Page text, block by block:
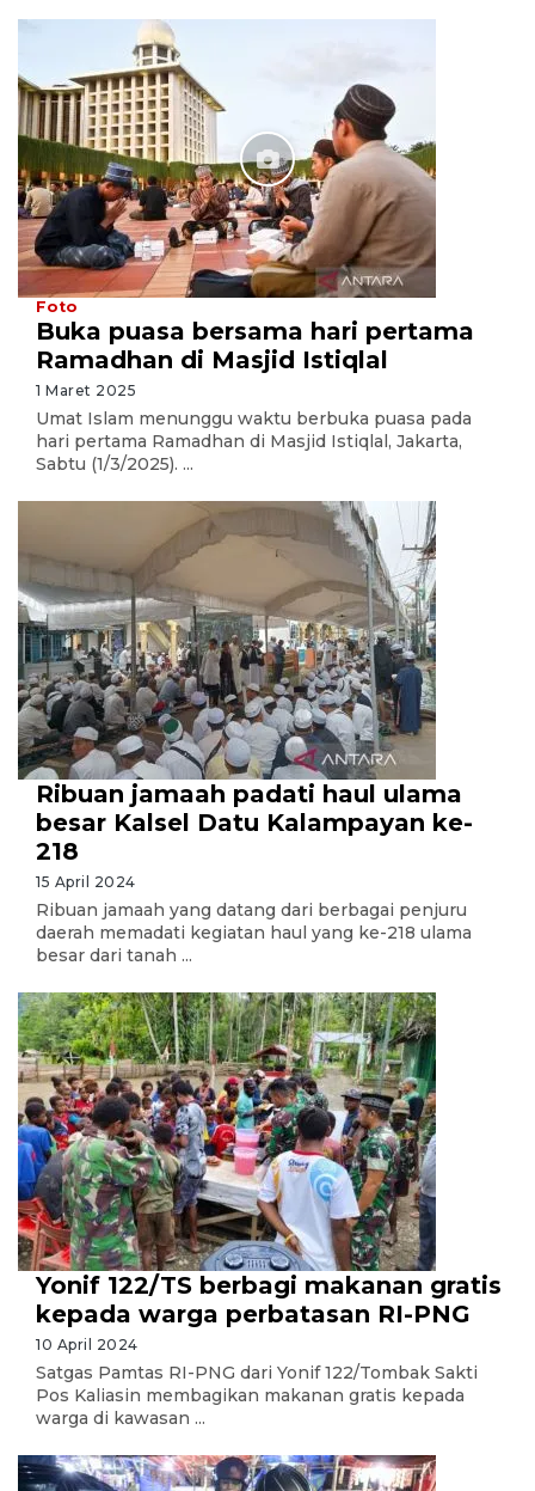
Foto
Buka puasa bersama hari pertama
Ramadhan di Masjid Istiqlal
1 Maret 2025
Umat Islam menunggu waktu berbuka puasa pada
hari pertama Ramadhan di Masjid Istiqlal, Jakarta,
Sabtu (1/3/2025). ...
Ribuan jamaah padati haul ulama
besar Kalsel Datu Kalampayan ke-
218
15 April 2024
Ribuan jamaah yang datang dari berbagai penjuru
daerah memadati kegiatan haul yang ke-218 ulama
besar dari tanah ...
Yonif 122/TS berbagi makanan gratis
kepada warga perbatasan RI-PNG
10 April 2024
Satgas Pamtas RI-PNG dari Yonif 122/Tombak Sakti
Pos Kaliasin membagikan makanan gratis kepada
warga di kawasan ...